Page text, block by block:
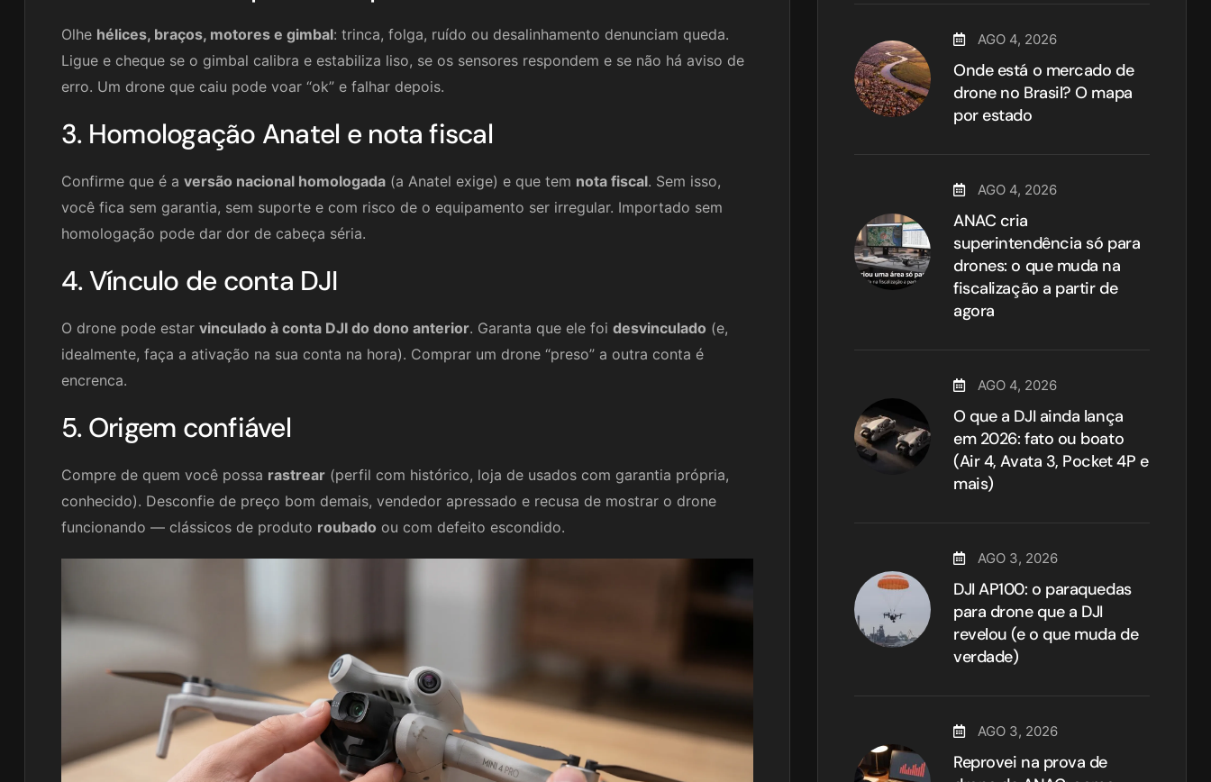
Olhe hélices, braços, motores e gimbal: trinca, folga, ruído ou desalinhamento denunciam queda.
Ligue e cheque se o gimbal calibra e estabiliza liso, se os sensores respondem e se não há aviso de
erro. Um drone que caiu pode voar “ok” e falhar depois.
3. Homologação Anatel e nota fiscal
Confirme que é a versão nacional homologada (a Anatel exige) e que tem nota fiscal. Sem isso,
você fica sem garantia, sem suporte e com risco de o equipamento ser irregular. Importado sem
homologação pode dar dor de cabeça séria.
4. Vínculo de conta DJI
O drone pode estar vinculado à conta DJI do dono anterior. Garanta que ele foi desvinculado (e,
idealmente, faça a ativação na sua conta na hora). Comprar um drone “preso” a outra conta é
encrenca.
5. Origem confiável
Compre de quem você possa rastrear (perfil com histórico, loja de usados com garantia própria,
conhecido). Desconfie de preço bom demais, vendedor apressado e recusa de mostrar o drone
funcionando — clássicos de produto roubado ou com defeito escondido.
AGO 4, 2026
Onde está o mercado de
drone no Brasil? O mapa
por estado
AGO 4, 2026
ANAC cria
superintendência só para
drones: o que muda na
fiscalização a partir de
agora
AGO 4, 2026
O que a DJI ainda lança
em 2026: fato ou boato
(Air 4, Avata 3, Pocket 4P e
mais)
AGO 3, 2026
DJI AP100: o paraquedas
para drone que a DJI
revelou (e o que muda de
verdade)
AGO 3, 2026
Reprovei na prova de